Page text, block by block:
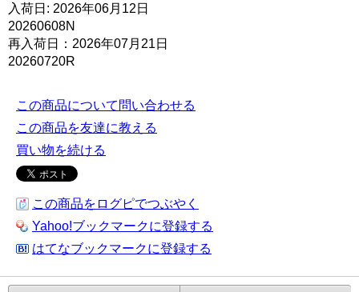
入荷日: 2026年06月12日
20260608N
再入荷日：2026年07月21日
20260720R
この商品について問い合わせる
この商品を友達に教える
買い物を続ける
この商品をログピでつぶやく
Yahoo!ブックマークに登録する
はてなブックマークに登録する